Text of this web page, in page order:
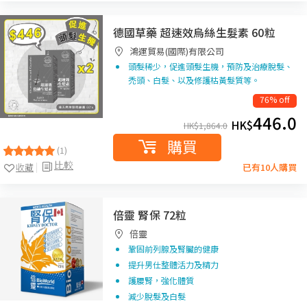
(1)
比較
收藏
德國草藥 超速效烏絲生髮素 60粒
鴻運貿易(國際)有限公司
頭髮稀少，促進頭髮生機，預防及治療脫髮、
禿頭、白髮、以及修護枯黃髮質等。
76% off
HK$1,864.0 HK$446.0
購買
已有10人購買
倍靈 腎保 72粒
倍靈
鞏固前列腺及腎臟的健康
提升男仕整體活力及精力
護腰腎，強化體質
減少脫髮及白髮